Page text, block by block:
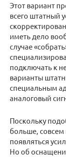
Этот вариант
всего штатный
иметь дело
случае
подключать к
варианты
специальным
аналоговый
Поскольку
больше, совсем
появляться
Но об